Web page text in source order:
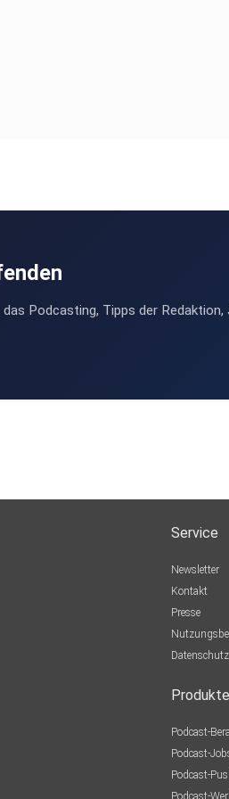
Podcasting, Tipps der
Service
Newsletter
Kontakt
Presse
Datenschutz
Produkte
Podcast-
Podcast-
Podcast-
Podcast-